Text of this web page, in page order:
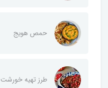
حمص هویج
طرز تهیه